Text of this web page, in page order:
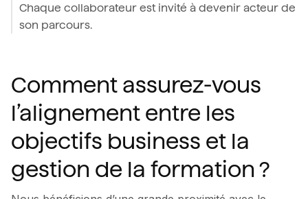
Chaque collaborateur est invité à devenir acteur de
son parcours.
Comment assurez-vous
l’alignement entre les
objectifs business et la
gestion de la formation ?